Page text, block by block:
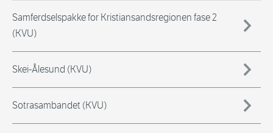
Samferdselspakke for Kristiansandsregionen fase 2
(KVU)
Skei-Ålesund (KVU)
Sotrasambandet (KVU)